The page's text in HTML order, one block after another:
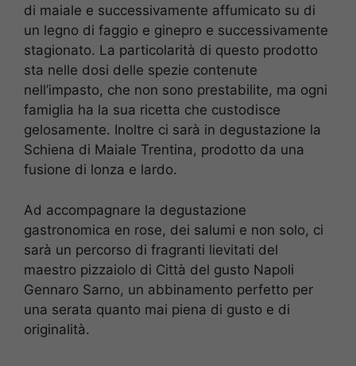
di maiale e successivamente affumicato su di
un legno di faggio e ginepro e successivamente
stagionato. La particolarità di questo prodotto
sta nelle dosi delle spezie contenute
nell’impasto, che non sono prestabilite, ma ogni
famiglia ha la sua ricetta che custodisce
gelosamente. Inoltre ci sarà in degustazione la
Schiena di Maiale Trentina, prodotto da una
fusione di lonza e lardo.
Ad accompagnare la degustazione
gastronomica en rose, dei salumi e non solo, ci
sarà un percorso di fragranti lievitati del
maestro pizzaiolo di Città del gusto Napoli
Gennaro Sarno, un abbinamento perfetto per
una serata quanto mai piena di gusto e di
originalità.